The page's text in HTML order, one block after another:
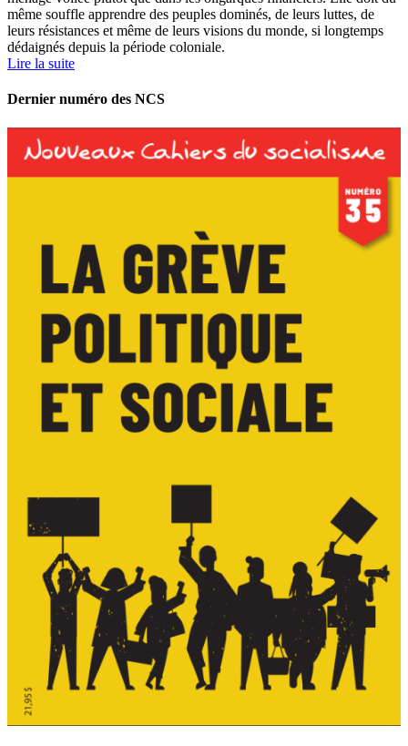
même souffle apprendre des peuples dominés, de leurs luttes, de
leurs résistances et même de leurs visions du monde, si longtemps
dédaignés depuis la période coloniale.
Lire la suite
Dernier numéro des NCS